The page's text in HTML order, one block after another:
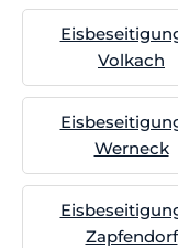
Volkach
Werneck
Zapfendorf